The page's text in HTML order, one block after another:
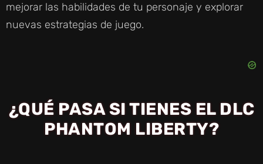
mejorar las habilidades de tu personaje y explorar
nuevas estrategias de juego.
¿QUÉ PASA SI TIENES EL DLC
PHANTOM LIBERTY?